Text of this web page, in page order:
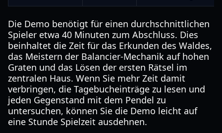
Die Demo benötigt für einen durchschnittlichen
Spieler etwa 40 Minuten zum Abschluss. Dies
beinhaltet die Zeit für das Erkunden des Waldes,
das Meistern der Balancier-Mechanik auf hohen
Graten und das Lösen der ersten Rätsel im
zentralen Haus. Wenn Sie mehr Zeit damit
verbringen, die Tagebucheinträge zu lesen und
jeden Gegenstand mit dem Pendel zu
untersuchen, können Sie die Demo leicht auf
eine Stunde Spielzeit ausdehnen.